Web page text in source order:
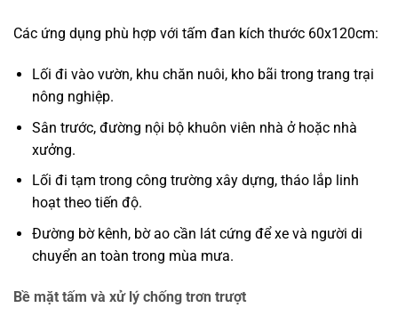
Các ứng dụng phù hợp với tấm đan kích thước 60x120cm:
Lối đi vào vườn, khu chăn nuôi, kho bãi trong trang trại
nông nghiệp.
Sân trước, đường nội bộ khuôn viên nhà ở hoặc nhà
xưởng.
Lối đi tạm trong công trường xây dựng, tháo lắp linh
hoạt theo tiến độ.
Đường bờ kênh, bờ ao cần lát cứng để xe và người di
chuyển an toàn trong mùa mưa.
Bề mặt tấm và xử lý chống trơn trượt